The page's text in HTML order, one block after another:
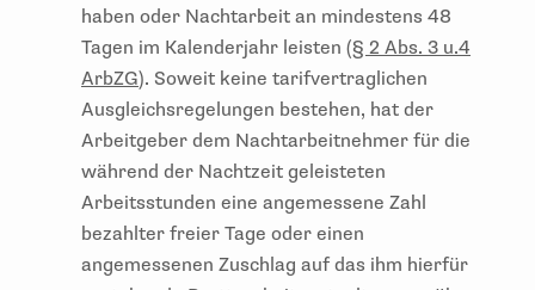
haben oder Nachtarbeit an mindestens 48
Tagen im Kalenderjahr leisten (§ 2 Abs. 3 u.4
ArbZG). Soweit keine tarifvertraglichen
Ausgleichsregelungen bestehen, hat der
Arbeitgeber dem Nachtarbeitnehmer für die
während der Nachtzeit geleisteten
Arbeitsstunden eine angemessene Zahl
bezahlter freier Tage oder einen
angemessenen Zuschlag auf das ihm hierfür